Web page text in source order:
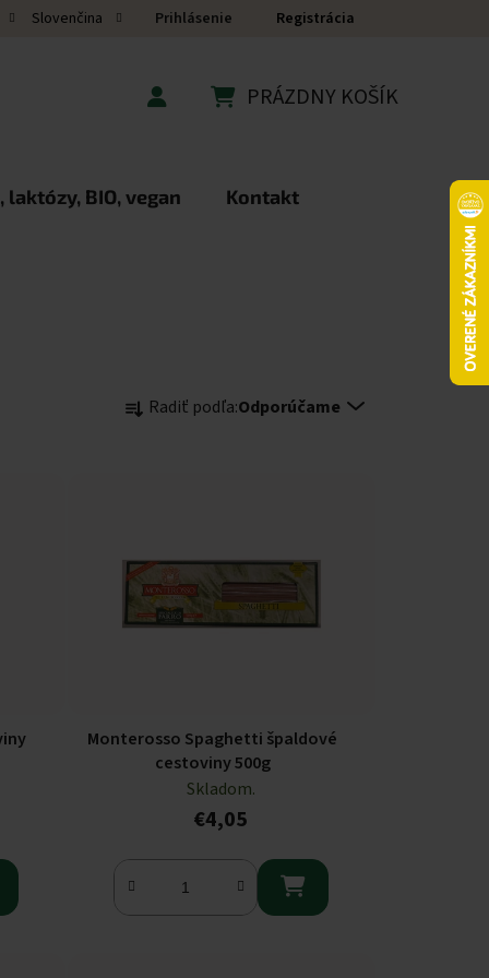
Slovenčina Prihlásenie Registrácia
PRÁZDNY KOŠÍK
laktózy, BIO, vegan Kontakt
Radiť podľa:Odporúčame
Monterosso Spaghetti špaldové
cestoviny 500g
Skladom.
€4,05
